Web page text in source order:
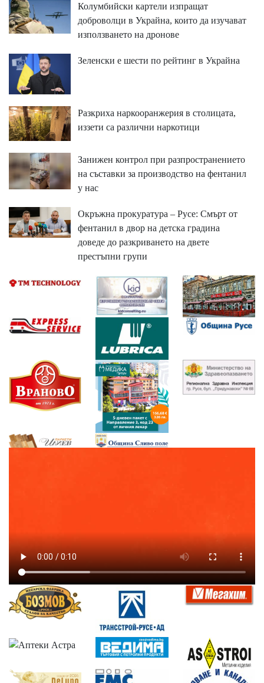
Колумбийски картели изпращат
доброволци в Украйна, които да изучават
използването на дронове
Зеленски е шести по рейтинг в Украйна
Разкриха наркооранжерия в столицата,
иззети са различни наркотици
Занижен контрол при разпространението
на съставки за производство на фентанил
у нас
Окръжна прокуратура – Русе: Смърт от
фентанил в двор на детска градина
доведе до разкриването на двете
престъпни групи